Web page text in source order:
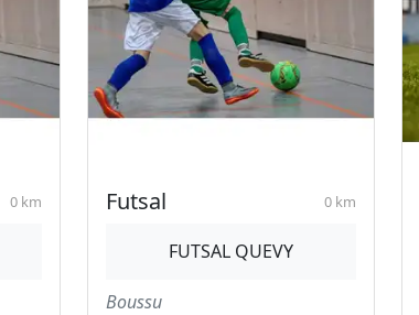
0 km Futsal 0 km
FUTSAL QUEVY
Boussu